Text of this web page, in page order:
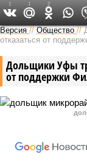
Версия //Общество //
отказаться от
Дольщики Уфы
от поддержки
1 1 2